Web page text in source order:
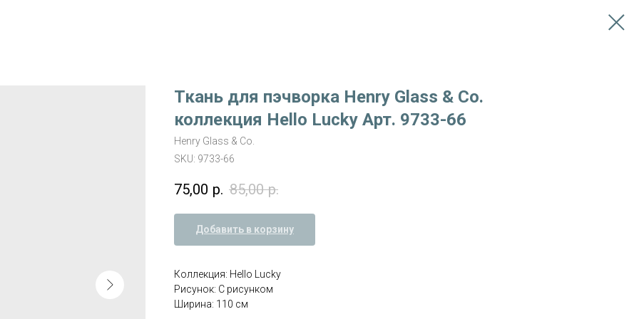
Ткань для пэчворка Henry Glass & Co.
коллекция Hello Lucky Арт. 9733-66
Henry Glass & Co.
SKU: 9733-66
75,00 р. 85,00 р.
Добавить в корзину
Коллекция: Hello Lucky
Рисунок: С рисунком
Ширина: 110 см